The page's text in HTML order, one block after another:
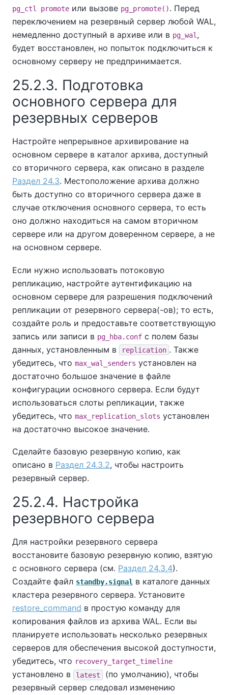
pg_ctl promote или вызове pg_promote(). Перед
переключением на резервный сервер любой WAL,
немедленно доступный в архиве или в pg_wal ,
будет восстановлен, но попыток подключиться к
основному серверу не предпринимается.
25.2.3. Подготовка
основного сервера для
резервных серверов
Настройте непрерывное архивирование на
основном сервере в каталог архива, доступный
со вторичного сервера, как описано в разделе
Раздел 24.3. Местоположение архива должно
быть доступно со вторичного сервера даже в
случае отключения основного сервера, то есть
оно должно находиться на самом вторичном
сервере или на другом доверенном сервере, а не
на основном сервере.
Если нужно использовать потоковую
репликацию, настройте аутентификацию на
основном сервере для разрешения подключений
репликации от резервного сервера(-ов); то есть,
создайте роль и предоставьте соответствующую
запись или записи в pg_hba.conf с полем базы
данных, установленным в
replication . Также
убедитесь, что max_wal_senders установлен на
достаточно большое значение в файле
конфигурации основного сервера. Если будут
использоваться слоты репликации, также
убедитесь, что max_replication_slots установлен
на достаточно высокое значение.
Сделайте базовую резервную копию, как
описано в Раздел 24.3.2, чтобы настроить
резервный сервер.
25.2.4. Настройка
резервного сервера
Для настройки резервного сервера
восстановите базовую резервную копию, взятую
с основного сервера (см. Раздел 24.3.4).
Создайте файл standby.signal в каталоге данных
кластера резервного сервера. Установите
restore_command в простую команду для
копирования файлов из архива WAL. Если вы
планируете использовать несколько резервных
серверов для обеспечения высокой доступности,
убедитесь, что recovery_target_timeline
установлено в latest
(по умолчанию), чтобы
резервный сервер следовал изменению